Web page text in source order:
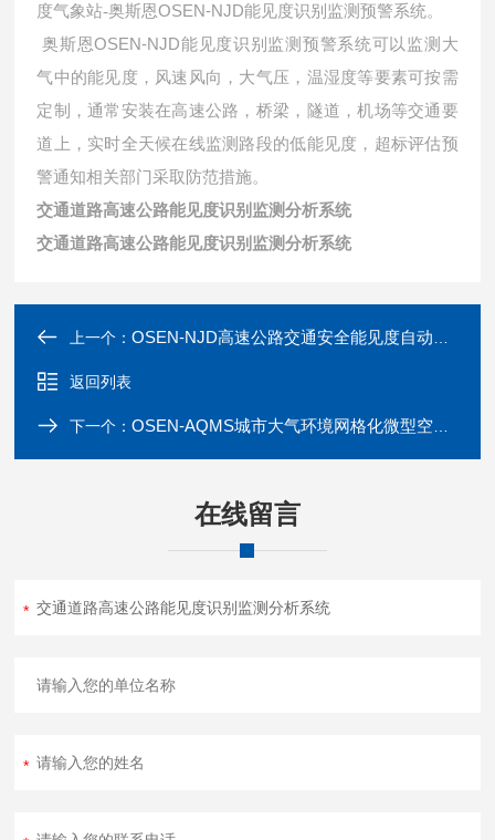
度气象站-奥斯恩OSEN-NJD能见度识别监测预警系统。
奥斯恩OSEN-NJD能见度识别监测 预警系统可以监测大
气中的能见度，风速风向，大气压，温湿度等要素可按需
定制，通常安装在高速公路，桥梁，隧道，机场等交通要
道上，实时全天候在线监测路段的低能见度，超标评估预
警通知相关部门采取防范措施。
交通道路高速公路能见度识别监测分析系统
交通道路高速公路能见度识别监测分析系统
上一个：OSEN-NJD高速公路交通安全能见度自动监测预警系统
返回列表
下一个：OSEN-AQMS城市大气环境网格化微型空气质量监测站布控
在线留言